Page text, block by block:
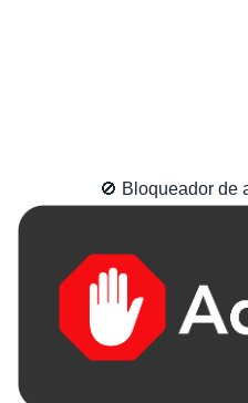
🚫 Bloqueador de